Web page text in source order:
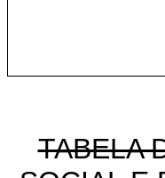
TABELA